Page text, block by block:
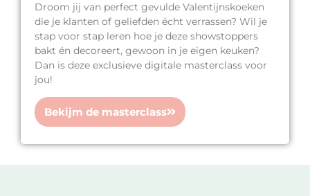
Droom jij van perfect gevulde Valentijnskoeken
die je klanten of geliefden écht verrassen? Wil je
stap voor stap leren hoe je deze showstoppers
bakt én decoreert, gewoon in je eigen keuken?
Dan is deze exclusieve digitale masterclass voor
jou!
Bekijm de masterclass